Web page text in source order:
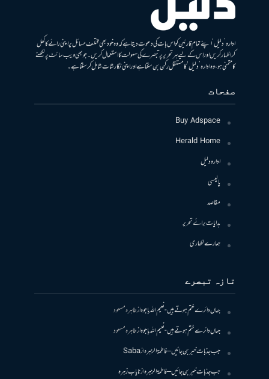
ادارہ ’دلیل‘ اپنے تمام قارئین کو اس بات کی دعوت دیتا ہے کہ وہ خود بھی مختلف مسائل پر اپنی رائے کا کھل
کر اظہار کریں اور اس کے لیے ہر تحریر پر تبصرے کی سہولت کا استعمال کریں۔ جو بھی ویب سائٹ پر لکھنے
کا متمنی ہو، وہ ادارہ ’دلیل‘ کا مستقل رکن بن سکتا ہے اور اپنی نگارشات شامل کرسکتا ہے۔
صفحات
Buy Adspace
Herald Home
ادارہ دلیل
پالیسی
مقاصد
ہدایات برائے تحریر
ہمارے لکھاری
تازہ تبصرے
جہاں دائرے ختم ہوتے ہیں- نعیم اللہ باجوہازطاہرہ مسعود
جہاں دائرے ختم ہوتے ہیں- نعیم اللہ باجوہازطاہرہ مسعود
جب جذبات خبر بن جائیں – فاطمۃالزہرہازSaba
جب جذبات خبر بن جائیں – فاطمۃالزہرہازنایاب زہرہ